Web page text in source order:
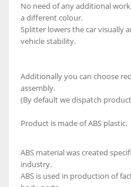
No need of any additional
a different colour.
Splitter lowers the car visually
vehicle stability.
Additionally you can choose
assembly.
(By default we dispatch
Product is made of ABS plastic.
ABS material was created
industry.
ABS is used in production of